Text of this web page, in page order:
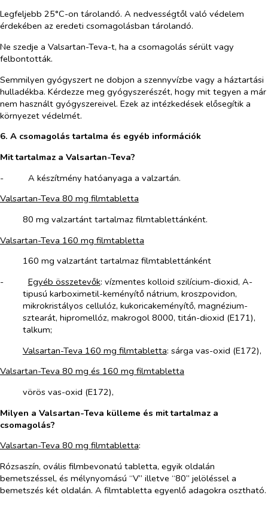
Legfeljebb 25°C-on tárolandó. A nedvességtől való védelem
érdekében az eredeti csomagolásban tárolandó.
Ne szedje a Valsartan-Teva-t, ha a csomagolás sérült vagy
felbontották.
Semmilyen gyógyszert ne dobjon a szennyvízbe vagy a háztartási
hulladékba. Kérdezze meg gyógyszerészét, hogy mit tegyen a már
nem használt gyógyszereivel. Ezek az intézkedések elősegítik a
környezet védelmét.
6. A csomagolás tartalma és egyéb információk
Mit tartalmaz a Valsartan-Teva?
-​
A készítmény hatóanyaga a valzartán.
Valsartan-Teva 80 mg filmtabletta
80 mg valzartánt tartalmaz filmtablettánként.
Valsartan-Teva 160 mg filmtabletta
160 mg valzartánt tartalmaz filmtablettánként
-​
Egyéb összetevők: vízmentes kolloid szilícium-dioxid, A-
tipusú karboximetil-keményítő nátrium, kroszpovidon,
mikrokristályos cellulóz, kukoricakeményítő, magnézium-
sztearát, hipromellóz, makrogol 8000, titán-dioxid (E171),
talkum;
Valsartan-Teva 160 mg filmtabletta: sárga vas-oxid (E172),
Valsartan-Teva 80 mg és 160 mg filmtabletta
vörös vas-oxid (E172),
Milyen a Valsartan-Teva külleme és mit tartalmaz a
csomagolás?
Valsartan-Teva 80 mg filmtabletta:
Rózsaszín, ovális filmbevonatú tabletta, egyik oldalán
bemetszéssel, és mélynyomású “V” illetve “80” jelöléssel a
bemetszés két oldalán. A filmtabletta egyenlő adagokra osztható.